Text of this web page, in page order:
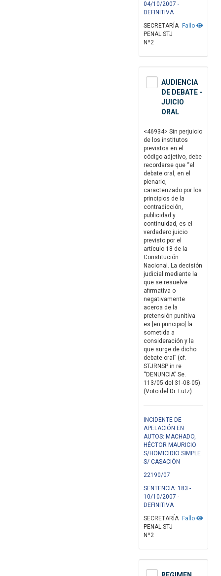
04/10/2007 -
DEFINITIVA
Fallo
SECRETARÍA
PENAL STJ
Nº2
AUDIENCIA
DE DEBATE -
JUICIO
ORAL
<46934> Sin perjuicio
de los institutos
previstos en el
código adjetivo, debe
recordarse que “el
debate oral, en el
plenario,
caracterizado por los
principios de la
contradicción,
publicidad y
continuidad, es el
verdadero juicio
previsto por el
artículo 18 de la
Constitución
Nacional. La decisión
judicial mediante la
que se resuelve
afirmativa o
negativamente
acerca de la
pretensión punitiva
es [en principio] la
sometida a
consideración y la
que surge de dicho
debate oral” (cf.
STJRNSP in re
“DENUNCIA” Se.
113/05 del 31-08-05).
(Voto del Dr. Lutz)
INCIDENTE DE
APELACIÓN EN
AUTOS: MACHADO,
HÉCTOR MAURICIO
S/HOMICIDIO SIMPLE
S/ CASACIÓN
22190/07
SENTENCIA: 183 -
10/10/2007 -
DEFINITIVA
Fallo
SECRETARÍA
PENAL STJ
Nº2